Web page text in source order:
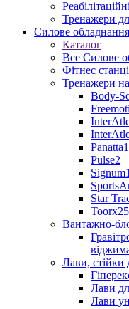
Тренажери
Силове обладнання
Каталог
Все Силове
Фітнес
Тренажери
Body-
Panatta
Pulse2
Signum
Star
Toorx25
Вантажно-
Лави, стійки
Лави
Лави